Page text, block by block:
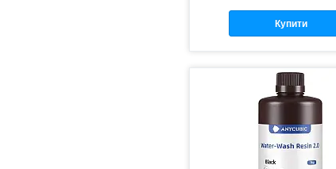
Купити